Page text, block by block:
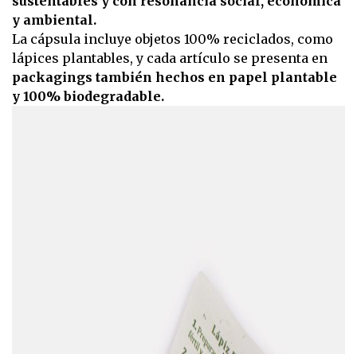
y ambiental.
La cápsula incluye objetos 100% reciclados, como
lápices plantables, y cada artículo se presenta en
packagings también hechos en papel plantable
y 100% biodegradable.